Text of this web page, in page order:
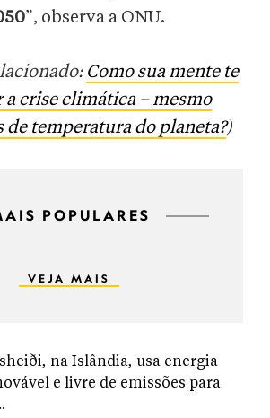
”, observa a ONU.
Como sua mente te
a crise climática – mesmo
de temperatura do planeta?)
POPULARES
VEJA MAIS